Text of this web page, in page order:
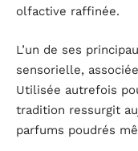
olfactive raffinée.
L’un de ses
sensorielle,
Utilisée autrefois
tradition ressurgit
parfums poudrés